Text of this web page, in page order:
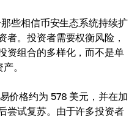
些相信币安生态系统持续扩
者。投资者需要权衡风险，
资组合的多样化，而不是单
。
价格约为 578 美元，并在加
尝试复苏。由于许多投资者